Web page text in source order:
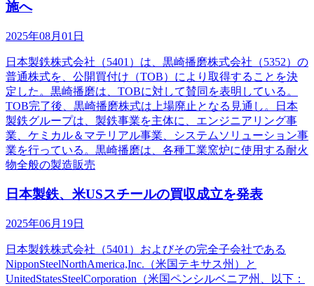
施へ
2025年08月01日
日本製鉄株式会社（5401）は、黒崎播磨株式会社（5352）の
普通株式を、公開買付け（TOB）により取得することを決
定した。黒崎播磨は、TOBに対して賛同を表明している。
TOB完了後、黒崎播磨株式は上場廃止となる見通し。日本
製鉄グループは、製鉄事業を主体に、エンジニアリング事
業、ケミカル＆マテリアル事業、システムソリューション事
業を行っている。黒崎播磨は、各種工業窯炉に使用する耐火
物全般の製造販売
日本製鉄、米USスチールの買収成立を発表
2025年06月19日
日本製鉄株式会社（5401）およびその完全子会社である
NipponSteelNorthAmerica,Inc.（米国テキサス州）と
UnitedStatesSteelCorporation（米国ペンシルベニア州、以下：